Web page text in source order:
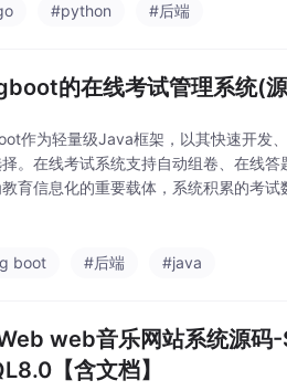
#python #后端
的在线考试管理系统(
作为轻量级Java框架，以其快速开发
。在线考试系统支持自动组卷、在线
育信息化的重要载体，系统积累的考
boot
#后端 #java
web音乐网站系统源
【含文档】